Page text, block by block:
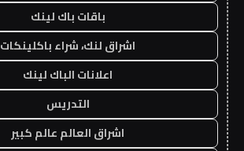
باقات باك لينك
اشراق لنك، شراء باكلينكات
اعلانات الباك لينك
التدريس
اشراق العالم عالم كبير